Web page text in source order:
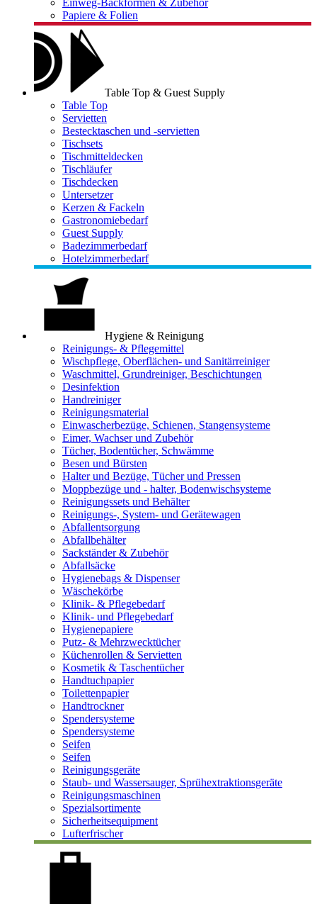
Einweg-Backformen & Zubehör
Papiere & Folien
Table Top & Guest Supply
Table Top
Servietten
Bestecktaschen und -servietten
Tischsets
Tischmitteldecken
Tischläufer
Tischdecken
Untersetzer
Kerzen & Fackeln
Gastronomiebedarf
Guest Supply
Badezimmerbedarf
Hotelzimmerbedarf
Hygiene & Reinigung
Reinigungs- & Pflegemittel
Wischpflege, Oberflächen- und Sanitärreiniger
Waschmittel, Grundreiniger, Beschichtungen
Desinfektion
Handreiniger
Reinigungsmaterial
Einwascherbezüge, Schienen, Stangensysteme
Eimer, Wachser und Zubehör
Tücher, Bodentücher, Schwämme
Besen und Bürsten
Halter und Bezüge, Tücher und Pressen
Moppbezüge und - halter, Bodenwischsysteme
Reinigungssets und Behälter
Reinigungs-, System- und Gerätewagen
Abfallentsorgung
Abfallbehälter
Sackständer & Zubehör
Abfallsäcke
Hygienebags & Dispenser
Wäschekörbe
Klinik- & Pflegebedarf
Klinik- und Pflegebedarf
Hygienepapiere
Putz- & Mehrzwecktücher
Küchenrollen & Servietten
Kosmetik & Taschentücher
Handtuchpapier
Toilettenpapier
Handtrockner
Spendersysteme
Spendersysteme
Seifen
Seifen
Reinigungsgeräte
Staub- und Wassersauger, Sprühextraktionsgeräte
Reinigungsmaschinen
Spezialsortimente
Sicherheitsequipment
Lufterfrischer